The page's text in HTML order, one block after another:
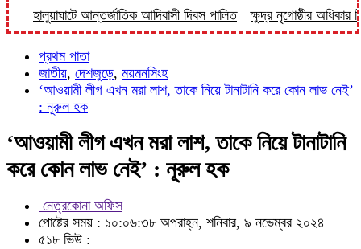
হালুয়াঘাটে আন্তর্জাতিক আদিবাসী দিবস পালিত ক্ষুদ্র নৃগোষ্ঠীর অধিকার
প্রথম পাতা
জাতীয়, দেশজুড়ে, ময়মনসিংহ
‘আওয়ামী লীগ এখন মরা লাশ, তাকে নিয়ে টানাটানি করে কোন লাভ নেই’
: নূরুল হক
‘আওয়ামী লীগ এখন মরা লাশ, তাকে নিয়ে টানাটানি
করে কোন লাভ নেই’ : নূরুল হক
নেত্রকোনা অফিস
পোষ্টের সময় : ১০:০৬:৩৮ অপরাহ্ন, শনিবার, ৯ নভেম্বর ২০২৪
৫১৮ ভিউ :